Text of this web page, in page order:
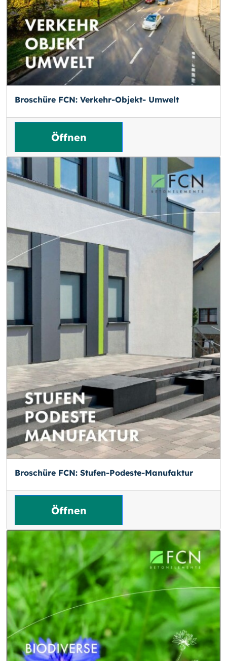
Broschüre FCN: Verkehr-Objekt- Umwelt
Öffnen
Broschüre FCN: Stufen-Podeste-Manufaktur
Öffnen